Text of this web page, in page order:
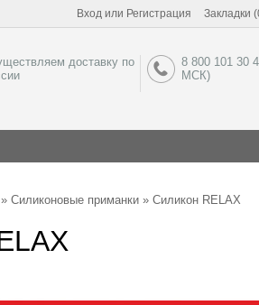
Вход или Регистрация Закладки
доставку по
8 800 101 30
МСК)
Силиконовые приманки » Силикон RELAX